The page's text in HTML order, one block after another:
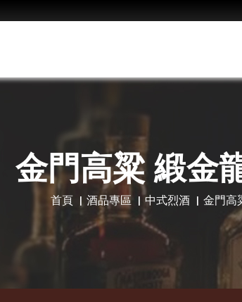
金門高粱 緞金
首頁 酒品專區 中式烈酒 金門高